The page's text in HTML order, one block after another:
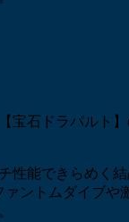
宝石ドラパルト
性能できらめく
ントムダイブや